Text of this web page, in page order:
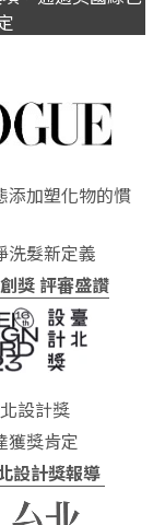
添加塑化物的慣
洗髮新定義
獎 評審盛讚
設計獎
獲獎肯定
設計獎報導